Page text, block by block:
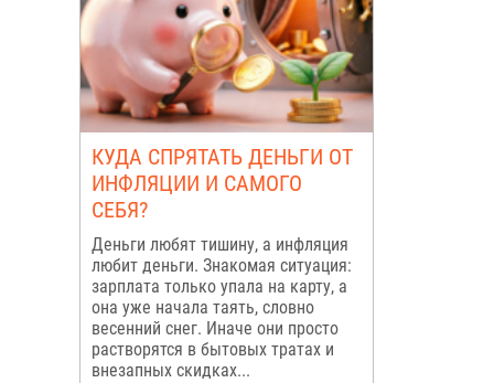
КУДА СПРЯТАТЬ ДЕНЬГИ ОТ
ИНФЛЯЦИИ И САМОГО
СЕБЯ?
Деньги любят тишину, а инфляция
любит деньги. Знакомая ситуация:
зарплата только упала на карту, а
она уже начала таять, словно
весенний снег. Иначе они просто
растворятся в бытовых тратах и
внезапных скидках...